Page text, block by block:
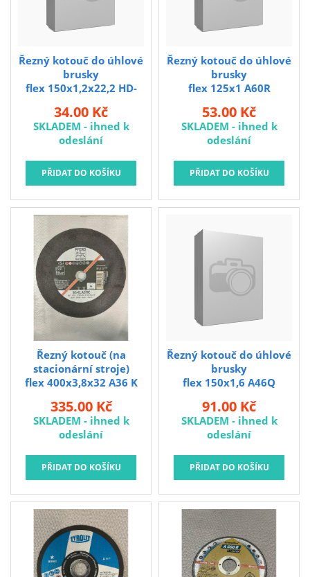
flex 150x1,2x22,2 HD-
Řezný kotouč do úhlové
brusky
34.00 Kč
SKLADEM - ihned k
odeslání
flex 125x1 A60R
Řezný kotouč do úhlové
brusky
53.00 Kč
SKLADEM - ihned k
odeslání
flex 400x3,8x32 A36 K
Řezný kotouč (na
stacionární stroje)
335.00 Kč
SKLADEM - ihned k
odeslání
flex 150x1,6 A46Q
Řezný kotouč do úhlové
brusky
91.00 Kč
SKLADEM - ihned k
odeslání